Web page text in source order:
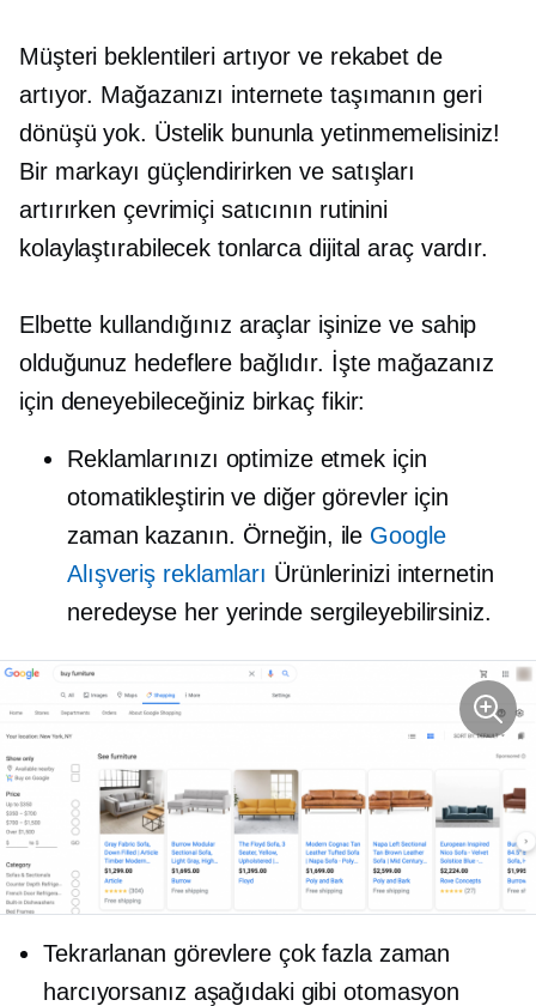
Müşteri beklentileri artıyor ve rekabet de
artıyor. Mağazanızı internete taşımanın geri
dönüşü yok. Üstelik bununla yetinmemelisiniz!
Bir markayı güçlendirirken ve satışları
artırırken çevrimiçi satıcının rutinini
kolaylaştırabilecek tonlarca dijital araç vardır.
Elbette kullandığınız araçlar işinize ve sahip
olduğunuz hedeflere bağlıdır. İşte mağazanız
için deneyebileceğiniz birkaç fikir:
Reklamlarınızı optimize etmek için
otomatikleştirin ve diğer görevler için
zaman kazanın. Örneğin, ile Google
Alışveriş reklamları Ürünlerinizi internetin
neredeyse her yerinde sergileyebilirsiniz.
Tekrarlanan görevlere çok fazla zaman
harcıyorsanız aşağıdaki gibi otomasyon